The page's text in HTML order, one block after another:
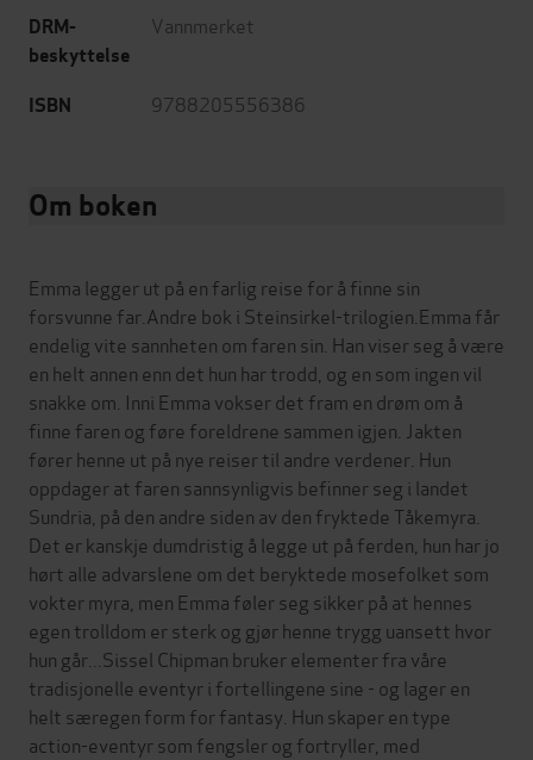
DRM-
beskyttelse
Vannmerket
ISBN 9788205556386
Om boken
Emma legger ut på en farlig reise for å finne sin
forsvunne far.Andre bok i Steinsirkel-trilogien.Emma får
endelig vite sannheten om faren sin. Han viser seg å være
en helt annen enn det hun har trodd, og en som ingen vil
snakke om. Inni Emma vokser det fram en drøm om å
finne faren og føre foreldrene sammen igjen. Jakten
fører henne ut på nye reiser til andre verdener. Hun
oppdager at faren sannsynligvis befinner seg i landet
Sundria, på den andre siden av den fryktede Tåkemyra.
Det er kanskje dumdristig å legge ut på ferden, hun har jo
hørt alle advarslene om det beryktede mosefolket som
vokter myra, men Emma føler seg sikker på at hennes
egen trolldom er sterk og gjør henne trygg uansett hvor
hun går...Sissel Chipman bruker elementer fra våre
tradisjonelle eventyr i fortellingene sine - og lager en
helt særegen form for fantasy. Hun skaper en type
action-eventyr som fengsler og fortryller, med